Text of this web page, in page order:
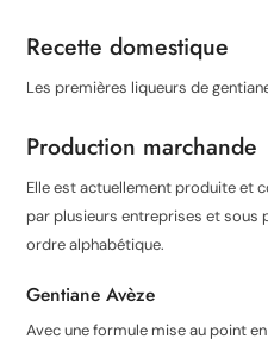
Recette domestique
Les premières liqueurs de
Production marchande
Elle est actuellement produite et
par plusieurs entreprises et sous
ordre alphabétique.
Gentiane Avèze
Avec une formule mise au point